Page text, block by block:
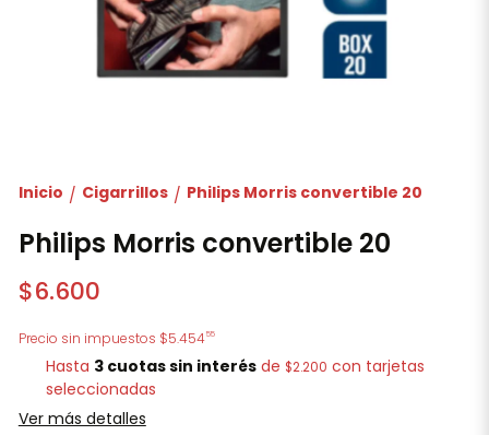
Inicio / Cigarrillos / Philips Morris convertible 20
Philips Morris convertible 20
$6.600
Precio sin impuestos $5.45455
Hasta 3 cuotas sin interés de $2.200 con tarjetas
seleccionadas
Ver más detalles